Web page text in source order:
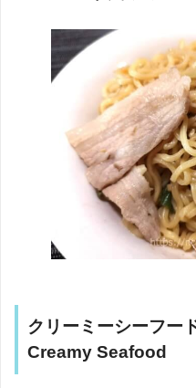
クリーミーシーフー
Creamy Seafood